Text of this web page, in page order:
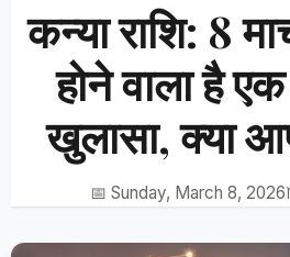
कन्या राशि: 8
होने वाला है
खुलासा, क्या
📅 Sunday, March 8, 2026